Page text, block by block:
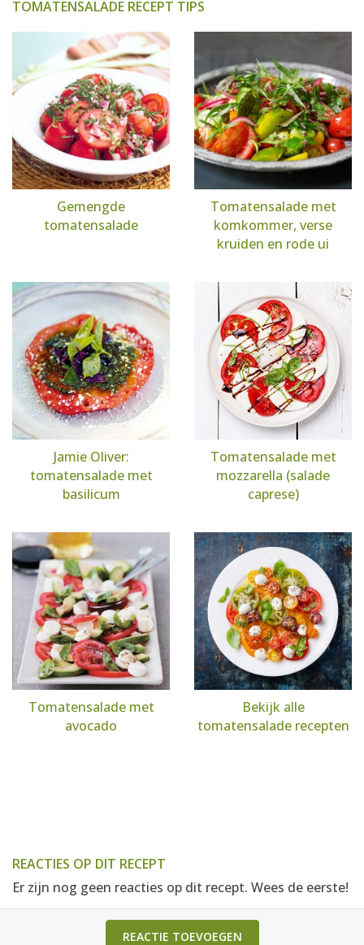
TOMATENSALADE RECEPT TIPS
Gemengde
tomatensalade
Tomatensalade met
komkommer, verse
kruiden en rode ui
Jamie Oliver:
tomatensalade met
basilicum
Tomatensalade met
mozzarella (salade
caprese)
Tomatensalade met
avocado
Bekijk alle
tomatensalade recepten
REACTIES OP DIT RECEPT
Er zijn nog geen reacties op dit recept. Wees de eerste!
REACTIE TOEVOEGEN